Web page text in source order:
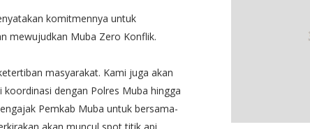
komitmennya untuk
mewujudkan Muba Zero Konflik.
masyarakat. Kami juga akan
dengan Polres Muba hingga
Pemkab Muba untuk bersama-
akan muncul spot titik api